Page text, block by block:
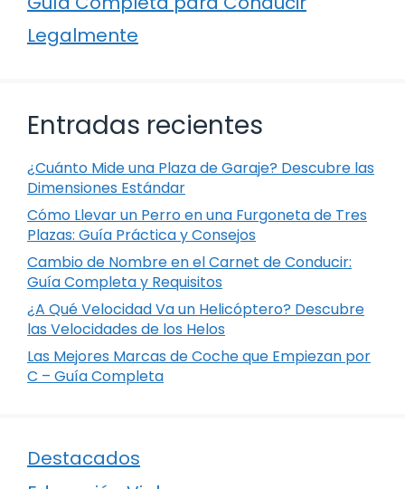
Legalmente
Entradas recientes
¿Cuánto Mide una Plaza de Garaje? Descubre las
Dimensiones Estándar
Cómo Llevar un Perro en una Furgoneta de Tres
Plazas: Guía Práctica y Consejos
Cambio de Nombre en el Carnet de Conducir:
Guía Completa y Requisitos
¿A Qué Velocidad Va un Helicóptero? Descubre
las Velocidades de los Helos
Las Mejores Marcas de Coche que Empiezan por
C – Guía Completa
Destacados